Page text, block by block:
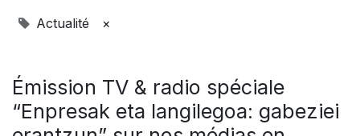
Actualité ×
Émission TV & radio spéciale
“Enpresak eta langilegoa: gabeziei